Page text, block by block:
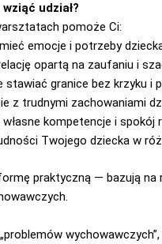
udział?
pomoże Ci:
emocje i potrzeby
opartą na zaufaniu i
stawiać granice bez krzyku i
z trudnymi zachowaniami
kompetencje i spokój
Twojego dziecka w
praktyczną — bazują na